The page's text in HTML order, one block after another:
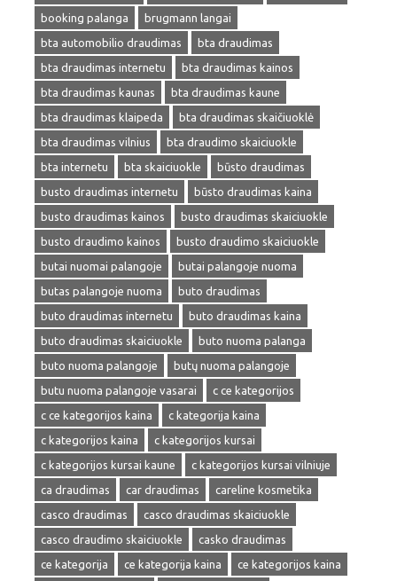
booking palanga
brugmann langai
bta automobilio draudimas
bta draudimas
bta draudimas internetu
bta draudimas kainos
bta draudimas kaunas
bta draudimas kaune
bta draudimas klaipeda
bta draudimas skaičiuoklė
bta draudimas vilnius
bta draudimo skaiciuokle
bta internetu
bta skaiciuokle
būsto draudimas
busto draudimas internetu
būsto draudimas kaina
busto draudimas kainos
busto draudimas skaiciuokle
busto draudimo kainos
busto draudimo skaiciuokle
butai nuomai palangoje
butai palangoje nuoma
butas palangoje nuoma
buto draudimas
buto draudimas internetu
buto draudimas kaina
buto draudimas skaiciuokle
buto nuoma palanga
buto nuoma palangoje
butų nuoma palangoje
butu nuoma palangoje vasarai
c ce kategorijos
c ce kategorijos kaina
c kategorija kaina
c kategorijos kaina
c kategorijos kursai
c kategorijos kursai kaune
c kategorijos kursai vilniuje
ca draudimas
car draudimas
careline kosmetika
casco draudimas
casco draudimas skaiciuokle
casco draudimo skaiciuokle
casko draudimas
ce kategorija
ce kategorija kaina
ce kategorijos kaina